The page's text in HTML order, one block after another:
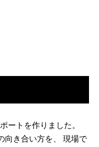
ートを作りました。
向き合い方を、 現場で